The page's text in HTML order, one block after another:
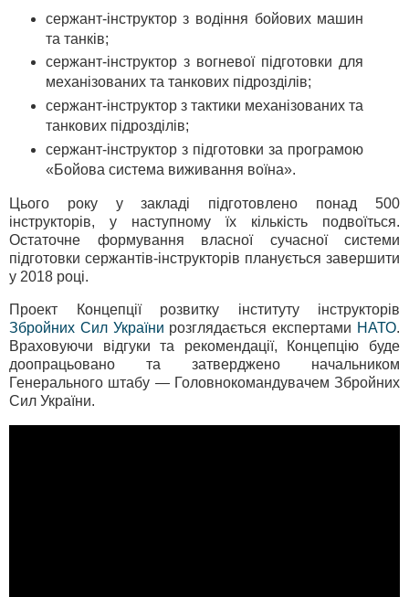
сержант-інструктор з водіння бойових машин
та танків;
сержант-інструктор з вогневої підготовки для
механізованих та танкових підрозділів;
сержант-інструктор з тактики механізованих та
танкових підрозділів;
сержант-інструктор з підготовки за програмою
«Бойова система виживання воїна».
Цього року у закладі підготовлено понад 500
інструкторів, у наступному їх кількість подвоїться.
Остаточне формування власної сучасної системи
підготовки сержантів-інструкторів планується завершити
у 2018 році.
Проект Концепції розвитку інституту інструкторів
Збройних Сил України розглядається експертами НАТО.
Враховуючи відгуки та рекомендації, Концепцію буде
доопрацьовано та затверджено начальником
Генерального штабу — Головнокомандувачем Збройних
Сил України.